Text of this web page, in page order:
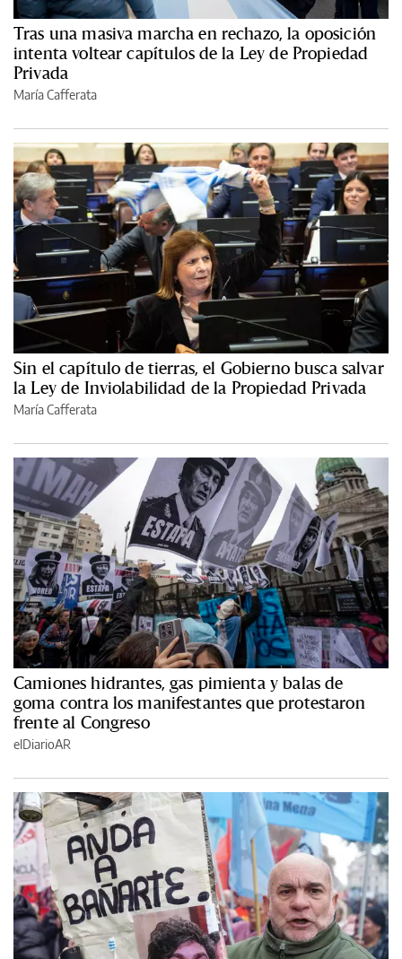
Tras una masiva marcha en rechazo, la oposición
intenta voltear capítulos de la Ley de Propiedad
Privada
María Cafferata
Sin el capítulo de tierras, el Gobierno busca salvar
la Ley de Inviolabilidad de la Propiedad Privada
María Cafferata
Camiones hidrantes, gas pimienta y balas de
goma contra los manifestantes que protestaron
frente al Congreso
elDiarioAR